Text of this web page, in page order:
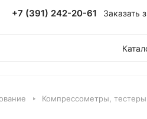
+7 (391) 242-20-61 Заказать
Компрессометры,